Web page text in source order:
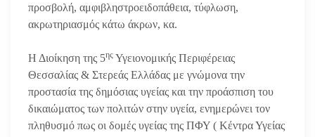
προσβολή, αμφιβληστροειδοπάθεια, τύφλωση,
ακρωτηριασμός κάτω άκρων, κα.
Η Διοίκηση της 5ης Υγειονομικής Περιφέρειας
Θεσσαλίας & Στερεάς Ελλάδας με γνώμονα την
προστασία της δημόσιας υγείας και την προάσπιση του
δικαιώματος των πολιτών στην υγεία, ενημερώνει τον
πληθυσμό πως οι δομές υγείας της ΠΦΥ ( Κέντρα Υγείας